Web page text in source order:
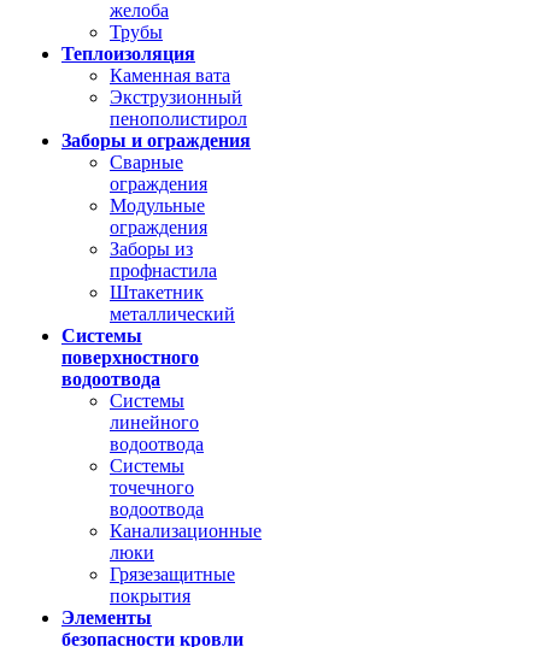
желоба
Трубы
Теплоизоляция
Каменная вата
Экструзионный
пенополистирол
Заборы и ограждения
Сварные
ограждения
Модульные
ограждения
Заборы из
профнастила
Штакетник
металлический
Системы
поверхностного
водоотвода
Системы
линейного
водоотвода
Системы
точечного
водоотвода
Канализационные
люки
Грязезащитные
покрытия
Элементы
безопасности кровли